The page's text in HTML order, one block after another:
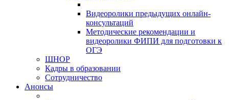
Видеоролики предыдущих онлайн-
консультаций
Методические рекомендации и
видеоролики ФИПИ для подготовки к
ОГЭ
ШНОР
Кадры в образовании
Сотрудничество
Анонсы